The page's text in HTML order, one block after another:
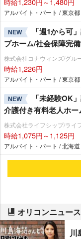
アルバイト・パート / 東京都
NEW
「週1から可
プホーム/社会保障完備
株式会社コナウィンズ/グル
時給1,226円
アルバイト・パート / 東京都
NEW
「未経験OK
介護付き有料老人ホ
株式会社ライフシップ/ライ
時給1,075円～1,125円
アルバイト・パート / 北海道
オリコンニュー
川